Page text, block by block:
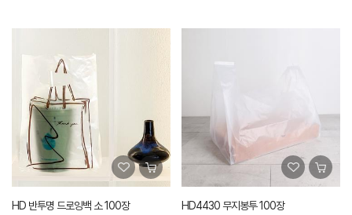
HD 반투명 드로잉백 소 100장 HD4430 무지봉투 100장